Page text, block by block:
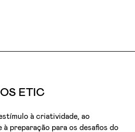
ETIC
à criatividade, ao
preparação para os desafios do